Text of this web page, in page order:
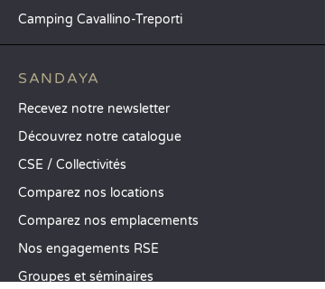
Camping Cavallino-Treporti
SANDAYA
Recevez notre newsletter
Découvrez notre catalogue
CSE / Collectivités
Comparez nos locations
Comparez nos emplacements
Nos engagements RSE
Groupes et séminaires